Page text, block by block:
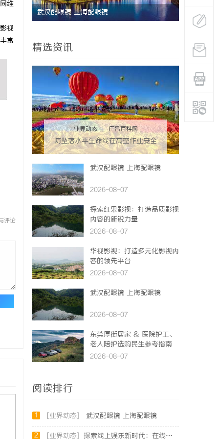
维
视
富
评论
武汉配眼镜 上海配眼镜 武汉配眼
精选资讯
业界动态 | 广昌百科网
防坠落水平生命线在高空作业安全
中的关键作用与应用解析
武汉配眼镜 上海配眼镜
2026-08-07
探索红果影视：打造品质影视
内容的新锐力量
2026-08-07
华视影视：打造多元化影视内
容的领先平台
2026-08-07
武汉配眼镜 上海配眼镜
2026-08-07
东莞厚街居家 & 医院护工、
老人陪护选购民生参考指南
2026-08-07
阅读排行
1 [业界动态] 武汉配眼镜 上海配眼镜
2 [业界动态] 探索线上娱乐新时代：在线影院平台的魅力与未来发展趋势